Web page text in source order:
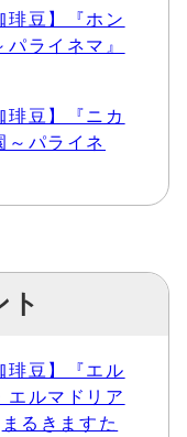
琲豆】『ホン
ライネマ』
琲豆】『ニカ
～パライネ
ト
琲豆】『エル
エルマドリア
まるきますた